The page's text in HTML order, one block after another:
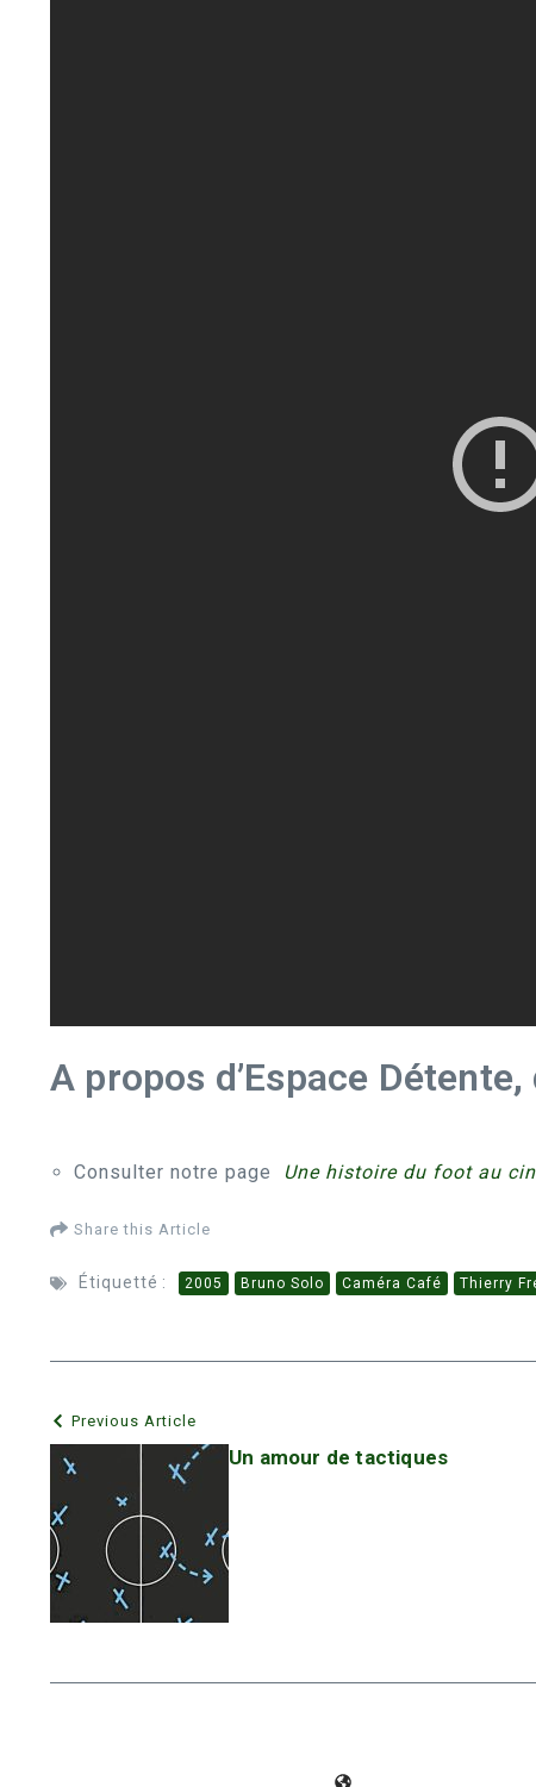
A propos d’Espace
Consulter notre page Une histoire du foot au
Share this Article
Étiquetté : 2005 Bruno Solo Caméra Café Thierry
Previous Article
Un amour de tactiques